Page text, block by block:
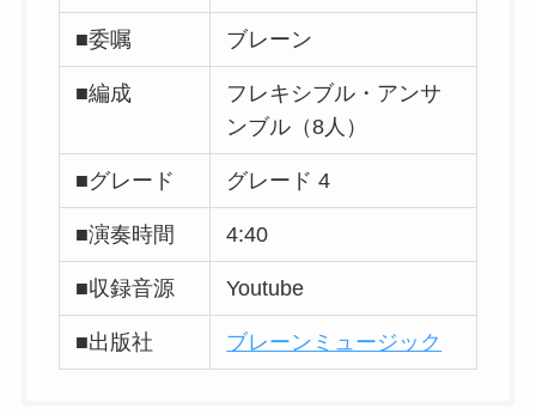
■委嘱 ブレーン
■編成
フレキシブル・アンサ
ンブル（8人）
■グレード グレード 4
■演奏時間 4:40
■収録音源 Youtube
■出版社 ブレーンミュージック